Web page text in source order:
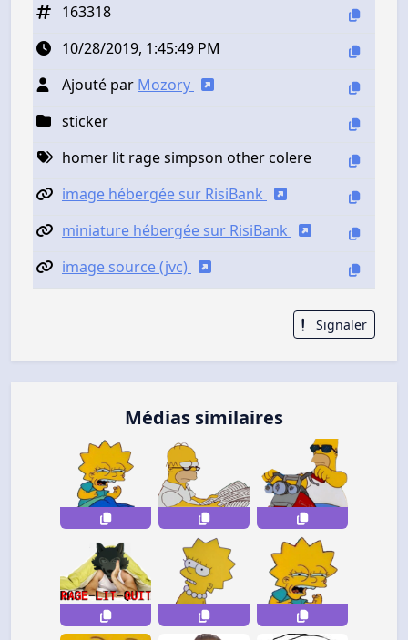
163318
10/28/2019, 1:45:49 PM
Ajouté par Mozory
sticker
homer lit rage simpson other colere
image hébergée sur RisiBank
miniature hébergée sur RisiBank
image source (jvc)
Signaler
Médias similaires